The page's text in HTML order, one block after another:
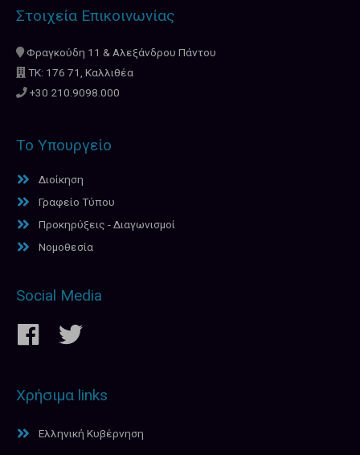
Στοιχεία Επικοινωνίας
Φραγκούδη 11 & Αλεξάνδρου Πάντου
ΤΚ: 176 71, Καλλιθέα
+30 210.9098.000
Το Υπουργείο
Διοίκηση
Γραφείο Τύπου
Προκηρύξεις - Διαγωνισμοί
Νομοθεσία
Social Media
Χρήσιμα links
Ελληνική Κυβέρνηση